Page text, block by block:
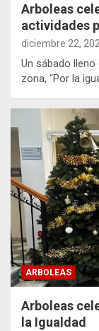
Arboleas
actividades
diciembre 22,
Un sábado
zona, “Por la
ARBOLEAS
Arboleas
la Igualdad